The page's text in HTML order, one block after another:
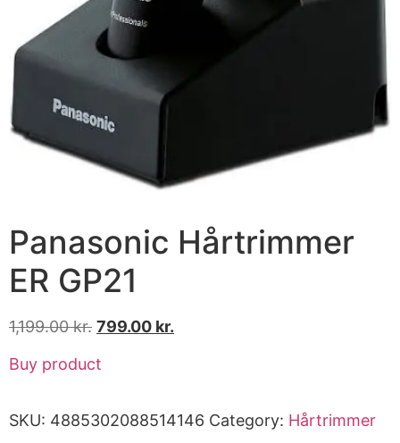
Panasonic Hårtrimmer
ER GP21
1,199.00kr. 799.00 kr.
Buy product
SKU: 4885302088514146 Category: Hårtrimmer